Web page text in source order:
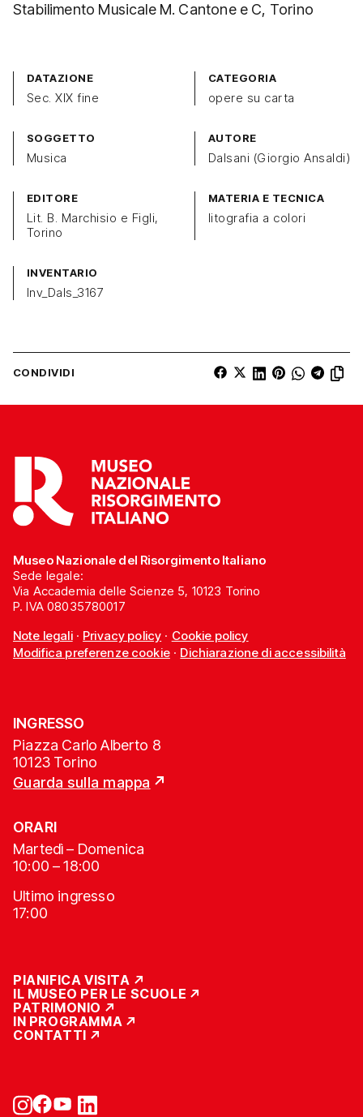
Stabilimento Musicale M. Cantone e C, Torino
DATAZIONE
Sec. XIX fine
CATEGORIA
opere su carta
SOGGETTO
Musica
AUTORE
Dalsani (Giorgio Ansaldi)
EDITORE
Lit. B. Marchisio e Figli,
Torino
MATERIA E TECNICA
litografia a colori
INVENTARIO
Inv_Dals_3167
CONDIVIDI
Museo Nazionale del Risorgimento Italiano
Sede legale:
Via Accademia delle Scienze 5, 10123 Torino
P. IVA 08035780017
Note legali· Privacy policy · Cookie policy
Modifica preferenze cookie· Dichiarazione di accessibilità
INGRESSO
Piazza Carlo Alberto 8
10123 Torino
Guarda sulla mappa
ORARI
Martedì – Domenica
10:00 – 18:00
Ultimo ingresso
17:00
PIANIFICA VISITA
IL MUSEO PER LE SCUOLE
PATRIMONIO
IN PROGRAMMA
CONTATTI